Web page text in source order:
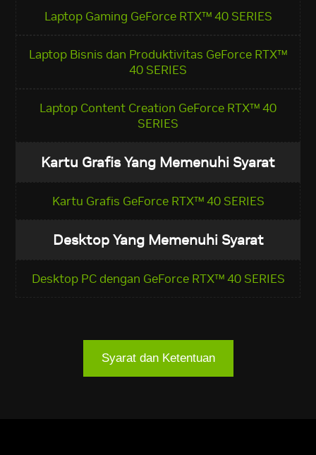
Laptop Gaming GeForce RTX™ 40 SERIES
Laptop Bisnis dan Produktivitas GeForce RTX™
40 SERIES
Laptop Content Creation GeForce RTX™ 40
SERIES
Kartu Grafis Yang Memenuhi Syarat
Kartu Grafis GeForce RTX™ 40 SERIES
Desktop Yang Memenuhi Syarat
Desktop PC dengan GeForce RTX™ 40 SERIES
Syarat dan Ketentuan